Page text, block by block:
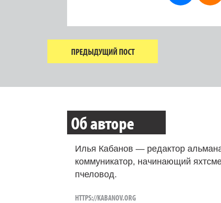
ПРЕДЫДУЩИЙ ПОСТ
Об авторе
Илья Кабанов — редактор
коммуникатор, начинающий
пчеловод.
HTTPS://KABANOV.ORG